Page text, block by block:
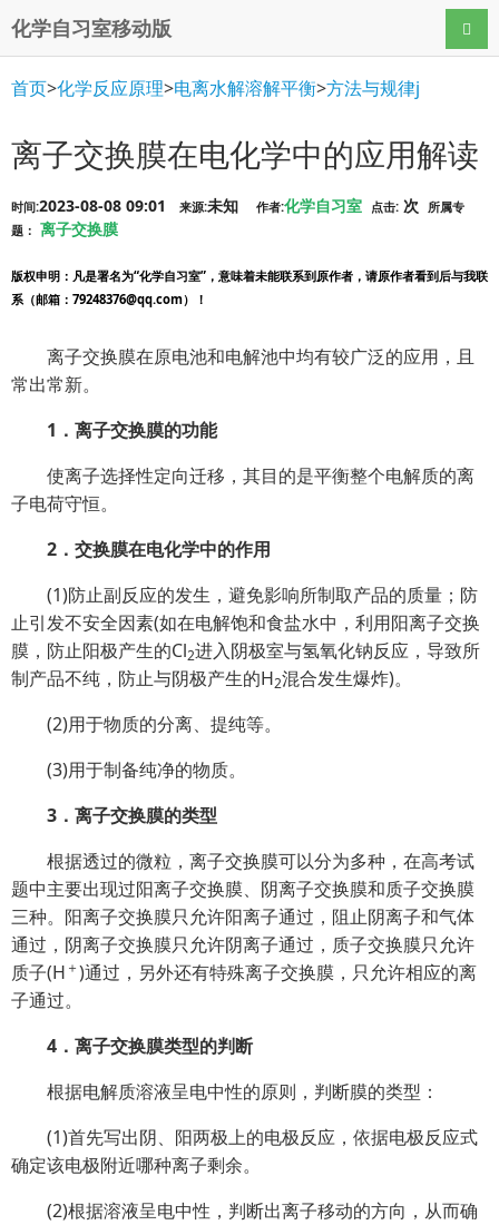
化学自习室移动版 导航
首页>化学反应原理>电离水解溶解平衡>方法与规律j
离子交换膜在电化学中的应用解读
时间:2023-08-08 09:01 来源:未知 作者:化学自习室 点击: 次
所属专
题： 离子交换膜
版权申明 ：凡是署名为“化学自习室”，意味着未能联系到原作者，请原作者看到后与我联
系（邮箱：79248376@qq.com）！
离子交换膜在原电池和电解池中均有较广泛的应用，且
常出常新。
1．离子交换膜的功能
使离子选择性定向迁移，其目的是平衡整个电解质的离
子电荷守恒。
2．交换膜在电化学中的作用
(1)防止副反应的发生，避免影响所制取产品的质量；防
止引发不安全因素(如在电解饱和食盐水中，利用阳离子交换
膜，防止阳极产生的Cl2进入阴极室与氢氧化钠反应，导致所
制产品不纯，防止与阴极产生的H2混合发生爆炸)。
(2)用于物质的分离、提纯等。
(3)用于制备纯净的物质。
3．离子交换膜的类型
根据透过的微粒，离子交换膜可以分为多种，在高考试
题中主要出现过阳离子交换膜、阴离子交换膜和质子交换膜
三种。阳离子交换膜只允许阳离子通过，阻止阴离子和气体
通过，阴离子交换膜只允许阴离子通过，质子交换膜只允许
质子(H ＋)通过，另外还有特殊离子交换膜，只允许相应的离
子通过。
4．离子交换膜类型的判断
根据电解质溶液呈电中性的原则，判断膜的类型：
(1)首先写出阴、阳两极上的电极反应，依据电极反应式
确定该电极附近哪种离子剩余。
(2)根据溶液呈电中性，判断出离子移动的方向，从而确